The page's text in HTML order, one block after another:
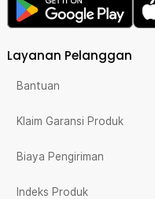
Layanan Pelanggan
Bantuan
Klaim Garansi Produk
Biaya Pengiriman
Indeks Produk